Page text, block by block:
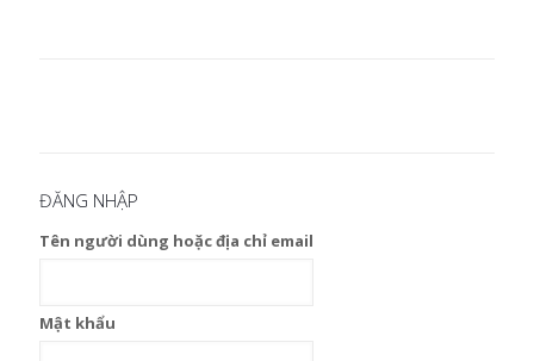
ĐĂNG NHẬP
Tên người dùng hoặc địa chỉ email
Mật khẩu